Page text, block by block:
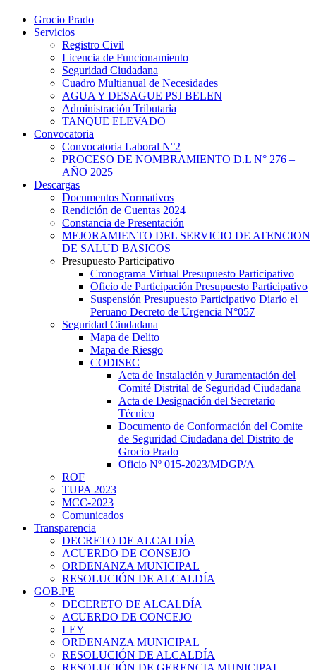
Grocio Prado
Servicios
Registro Civil
Licencia de Funcionamiento
Seguridad Ciudadana
Cuadro Multianual de Necesidades
AGUA Y DESAGUE PSJ BELEN
Administración Tributaria
TANQUE ELEVADO
Convocatoria
Convocatoria Laboral N°2
PROCESO DE NOMBRAMIENTO D.L N° 276 –
AÑO 2025
Descargas
Documentos Normativos
Rendición de Cuentas 2024
Constancia de Presentación
MEJORAMIENTO DEL SERVICIO DE ATENCION
DE SALUD BASICOS
Presupuesto Participativo
Cronograma Virtual Presupuesto Participativo
Oficio de Participación Presupuesto Participativo
Suspensión Presupuesto Participativo Diario el
Peruano Decreto de Urgencia N°057
Seguridad Ciudadana
Mapa de Delito
Mapa de Riesgo
CODISEC
Acta de Instalación y Juramentación del
Comité Distrital de Seguridad Ciudadana
Acta de Designación del Secretario
Técnico
Documento de Conformación del Comite
de Seguridad Ciudadana del Distrito de
Grocio Prado
Oficio Nº 015-2023/MDGP/A
ROF
TUPA 2023
MCC-2023
Comunicados
Transparencia
DECRETO DE ALCALDÍA
ACUERDO DE CONSEJO
ORDENANZA MUNICIPAL
RESOLUCIÓN DE ALCALDÍA
GOB.PE
DECERETO DE ALCALDÍA
ACUERDO DE CONCEJO
LEY
ORDENANZA MUNICIPAL
RESOLUCIÓN DE ALCALDÍA